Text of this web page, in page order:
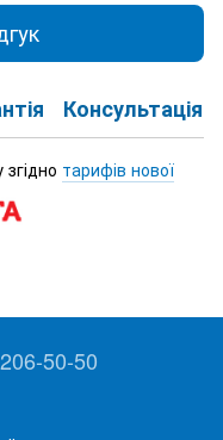
Консультація
тарифів нової
50-50